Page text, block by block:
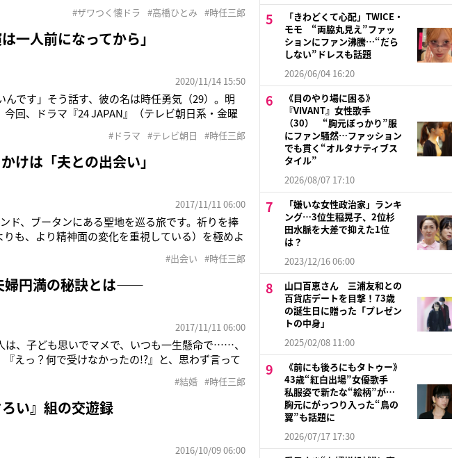
ート4まで制作され、脚本家・山田太一の代表作
#ザワつく懐ドラ #高橋ひとみ #時任三郎
一人前になってから」
2020/11/14 15:50
んです」そう話す、彼の名は時任勇気（29）。明
回、ドラマ『24 JAPAN』（テレビ朝日系・金曜
及ぶかもしれない。父に迷惑がかからないよう、
#ドラマ #テレビ朝日 #時任三郎
けは「夫との出会い」
2017/11/11 06:00
ド、ブータンにある聖地を巡る旅です。祈りを捧
も、より精神面の変化を重視している）を極めよ
」大きな瞳を輝かせながら、話してくれたのは時
#出会い #時任三郎
婦円満の秘訣とは――
2017/11/11 06:00
は、子ども思いでマメで、いつも一生懸命で……、
えっ？何で受けなかったの!?』と、思わず言って
ていましたね。ふつうの人なら、ヨガで瞑想をし
#結婚 #時任三郎
い』組の交遊録
2016/10/09 06:00
「きわどくて心配」TWICE・
モモ “両脇丸見え”ファッ
ションにファン沸騰…“だら
しない”ドレスも話題
2026/06/04 16:20
《目のやり場に困る》
『VIVANT』女性歌手
（30） “胸元ぽっかり”服
にファン騒然…ファッション
でも貫く“オルタナティブス
タイル”
2026/08/07 17:10
「嫌いな女性政治家」ランキ
ング…3位生稲晃子、2位杉
田水脈を大差で抑えた1位
は？
2023/12/16 06:00
山口百恵さん 三浦友和との
百貨店デートを目撃！73歳
の誕生日に贈った「プレゼン
トの中身」
2025/02/08 11:00
《前にも後ろにもタトゥー》
43歳“紅白出場”女優歌手
私服姿で新たな“絵柄”が…
胸元にがっつり入った“鳥の
翼”も話題に
2026/07/17 17:30